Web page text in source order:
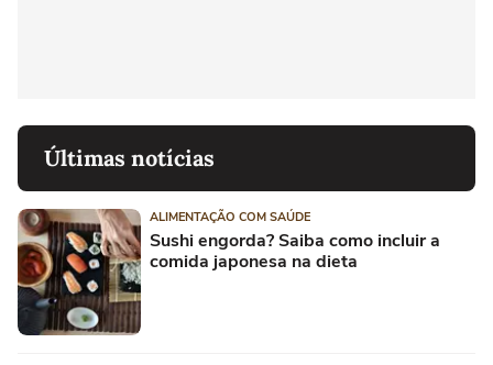
Últimas notícias
ALIMENTAÇÃO COM SAÚDE
Sushi engorda? Saiba como incluir a
comida japonesa na dieta